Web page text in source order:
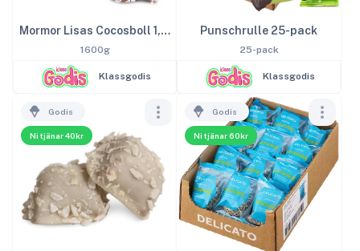
Mormor Lisas Cocosboll 1,6kg
1600g
Klassgodis
Punschrulle 25-pack
25-pack
Klassgodis
Ni tjänar 40kr
Godis
Ni tjänar 60kr
Godis